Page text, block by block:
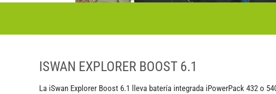
ISWAN EXPLORER BOOST 6.1
La iSwan Explorer Boost 6.1 lleva batería integrada iPowerPack 432 o